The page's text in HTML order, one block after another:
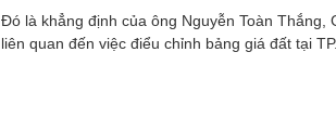
Đó là khẳng định của ông Nguyễn Toàn Thắng,
liên quan đến việc điểu chỉnh bảng giá đất tại